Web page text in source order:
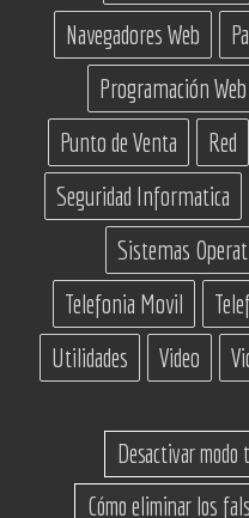
Navegadores Web
Programación Web
Punto de Venta
Red
Seguridad Informatica
Sistemas
Telefonia Movil
Utilidades
Video
Desactivar